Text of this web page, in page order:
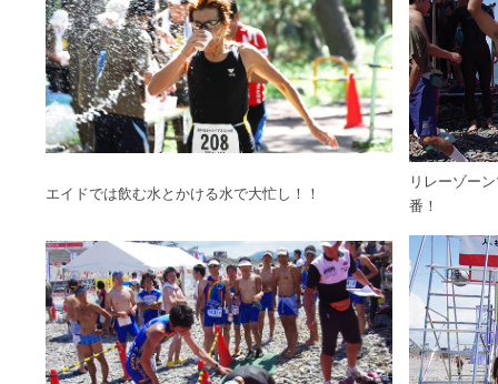
エイドでは飲む水とかける水で大忙し！！
リレーゾー
番！